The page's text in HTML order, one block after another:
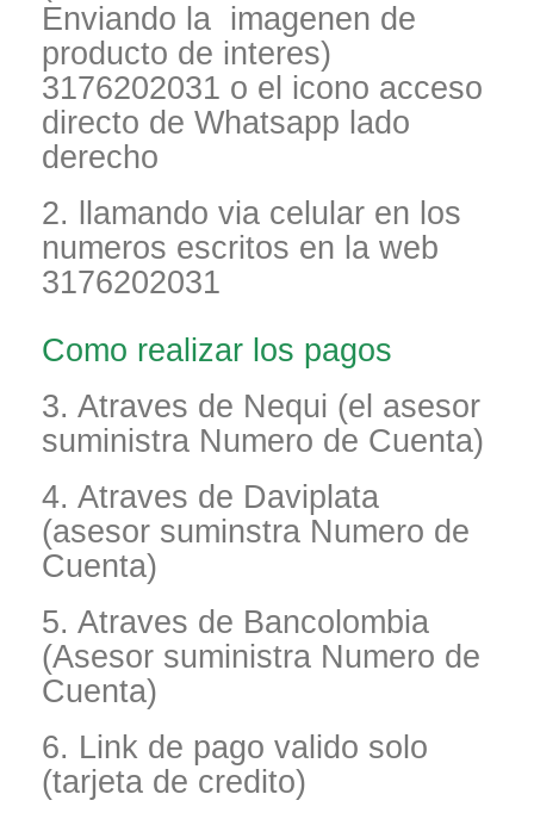
Enviando la imagenen de
producto de interes)
3176202031 o el icono acceso
directo de Whatsapp lado
derecho
2. llamando via celular en los
numeros escritos en la web
3176202031
Como realizar los pagos
3. Atraves de Nequi (el asesor
suministra Numero de Cuenta)
4. Atraves de Daviplata
(asesor suminstra Numero de
Cuenta)
5. Atraves de Bancolombia
(Asesor suministra Numero de
Cuenta)
6. Link de pago valido solo
(tarjeta de credito)